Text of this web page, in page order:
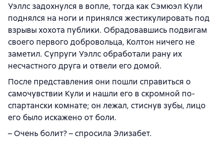
Уэллс задохнулся в вопле, тогда как Сэмюэл Кули
поднялся на ноги и принялся жестикулировать под
взрывы хохота публики. Обрадовавшись подвигам
своего первого добровольца, Колтон ничего не
заметил. Супруги Уэллс обработали рану их
несчастного друга и отвели его домой.
После представления они пошли справиться о
самочувствии Кули и нашли его в скромной по-
спартански комнате; он лежал, стиснув зубы, лицо
его было искажено от боли.
– Очень болит? – спросила Элизабет.